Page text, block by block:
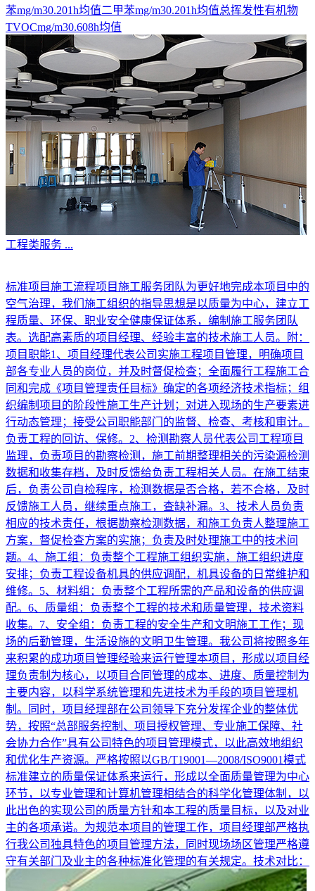
苯mg/m30.201h均值二甲苯mg/m30.201h均值总挥发性有机物
TVOCmg/m30.608h均值
工程类服务 ...
标准项目施工流程项目施工服务团队为更好地完成本项目中的
空气治理，我们施工组织的指导思想是以质量为中心，建立工
程质量、环保、职业安全健康保证体系，编制施工服务团队
表。选配高素质的项目经理、经验丰富的技术施工人员。附：
项目职能1、项目经理代表公司实施工程项目管理，明确项目
部各专业人员的岗位，并及时督促检查；全面履行工程施工合
同和完成《项目管理责任目标》确定的各项经济技术指标；组
织编制项目的阶段性施工生产计划；对进入现场的生产要素进
行动态管理；接受公司职能部门的监督、检查、考核和审计。
负责工程的回访、保修。2、检测勘察人员代表公司工程项目
监理，负责项目的勘察检测，施工前期整理相关的污染源检测
数据和收集存档，及时反馈给负责工程相关人员。在施工结束
后，负责公司自检程序，检测数据是否合格，若不合格，及时
反馈施工人员，继续重点施工，查缺补漏。3、技术人员负责
相应的技术责任，根据勘察检测数据，和施工负责人整理施工
方案，督促检查方案的实施；负责及时处理施工中的技术问
题。4、施工组：负责整个工程施工组织实施，施工组织进度
安排；负责工程设备机具的供应调配，机具设备的日常维护和
维修。5、材料组：负责整个工程所需的产品和设备的供应调
配。6、质量组：负责整个工程的技术和质量管理，技术资料
收集。7、安全组：负责工程的安全生产和文明施工工作；现
场的后勤管理，生活设施的文明卫生管理。我公司将按照多年
来积累的成功项目管理经验来运行管理本项目，形成以项目经
理负责制为核心，以项目合同管理的成本、进度、质量控制为
主要内容，以科学系统管理和先进技术为手段的项目管理机
制。同时，项目经理部在公司领导下充分发挥企业的整体优
势，按照“总部服务控制、项目授权管理、专业施工保障、社
会协力合作”具有公司特色的项目管理模式，以此高效地组织
和优化生产资源。严格按照以GB/T19001—2008/ISO9001模式
标准建立的质量保证体系来运行，形成以全面质量管理为中心
环节，以专业管理和计算机管理相结合的科学化管理体制，以
此出色的实现公司的质量方针和本工程的质量目标，以及对业
主的各项承诺。为规范本项目的管理工作，项目经理部严格执
行我公司独具特色的项目管理方法，同时现场场区管理严格遵
守有关部门及业主的各种标准化管理的有关规定。技术对比：